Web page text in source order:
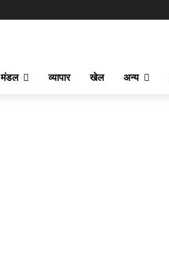
मंडल व्यापार खेल अन्य